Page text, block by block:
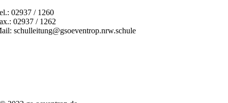
02937 / 1260
02937 / 1262
schulleitung@gsoeventrop.nrw.schule